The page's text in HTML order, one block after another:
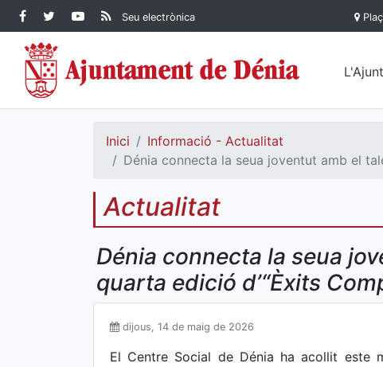
Contingut principal
Facebook Ajuntament de
Dénia
Twitter Ajuntament de
Dénia
YouTube Ajuntament
de Dénia
RSS Actualitat
Ajuntament de
Seu electrònica
Inici
Informació - Actualitat
Dénia connecta la seua joventut amb el
Actualitat
Dénia connecta la seua
quarta edició d’“Èxits
dijous, 14 de maig de 2026
El Centre Social de Dénia ha acollit este